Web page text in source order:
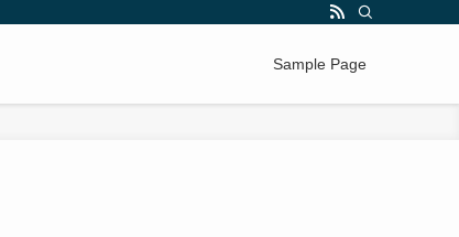
Sample Page